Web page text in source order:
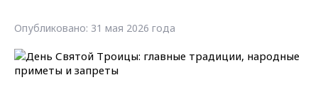
Опубликовано: 31 мая 2026 года